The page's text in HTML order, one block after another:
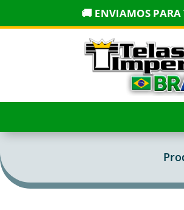
🚚 ENVIAMOS